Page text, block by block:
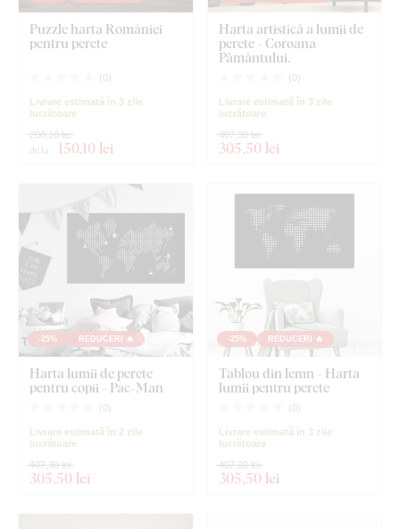
Puzzle harta României
pentru perete
( 0)
Livrare estimată în 3 zile
lucrătoare
de la 150,10 lei
200,10 lei
Harta artistică a lumii de
perete - Coroana
Pământului.
( 0)
Livrare estimată în 3 zile
lucrătoare
305,50 lei
407,30 lei
-25% REDUCERI 🔥
Harta lumii de perete
pentru copii - Pac-Man
( 0)
Livrare estimată în 2 zile
lucrătoare
305,50 lei
407,30 lei
-25% REDUCERI 🔥
Tablou din lemn - Harta
lumii pentru perete
( 0)
Livrare estimată în 3 zile
lucrătoare
305,50 lei
407,30 lei